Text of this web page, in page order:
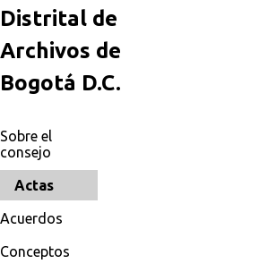
Distrital de
Archivos de
Bogotá D.C.
Sobre el
consejo
Actas
Acuerdos
Conceptos